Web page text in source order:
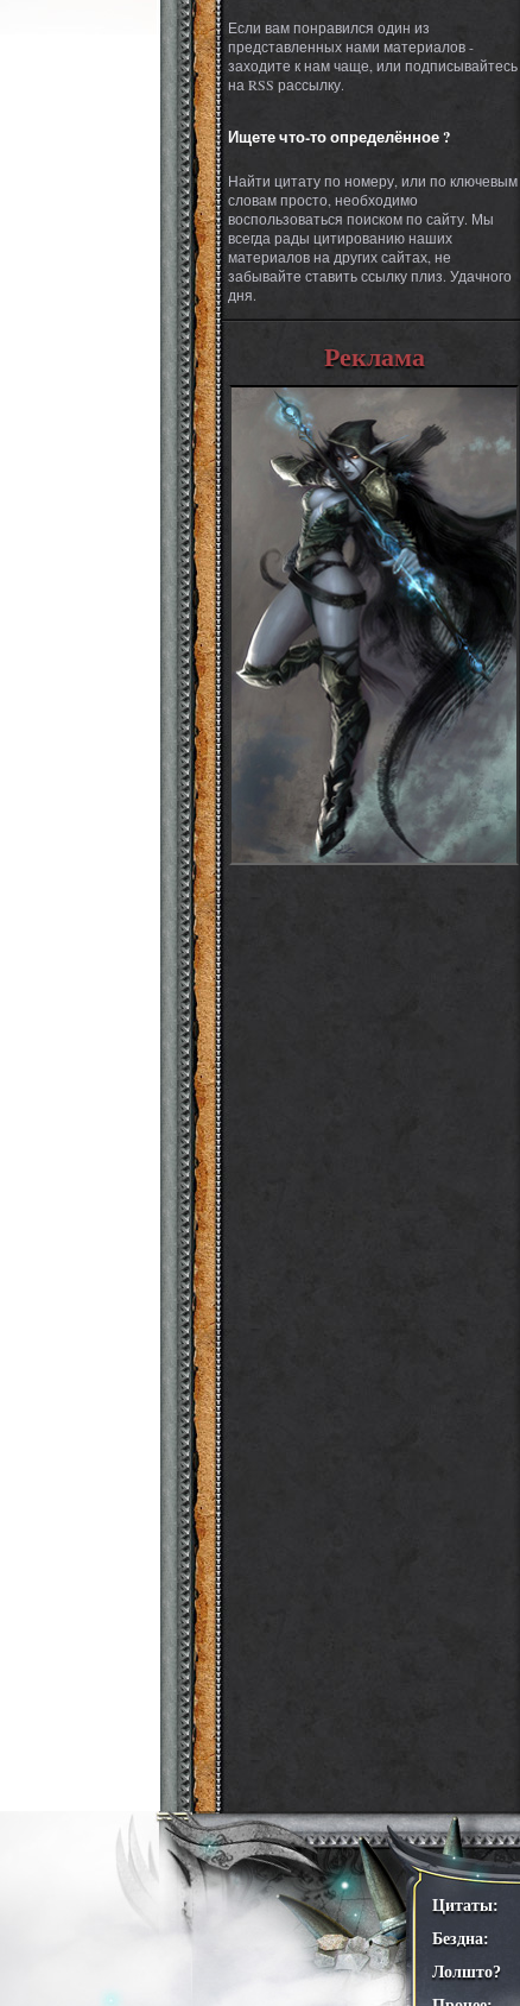
Если вам понравился один из
представленных нами материалов -
заходите к нам чаще, или подписывайтесь
на RSS рассылку.
Ищете что-то определённое ?
Найти цитату по номеру, или по ключевым
словам просто, необходимо
воспользоваться поиском по сайту. Мы
всегда рады цитированию наших
материалов на других сайтах, не
забывайте ставить ссылку плиз. Удачного
дня.
Реклама
Цитаты:
Бездна:
Лолшто?